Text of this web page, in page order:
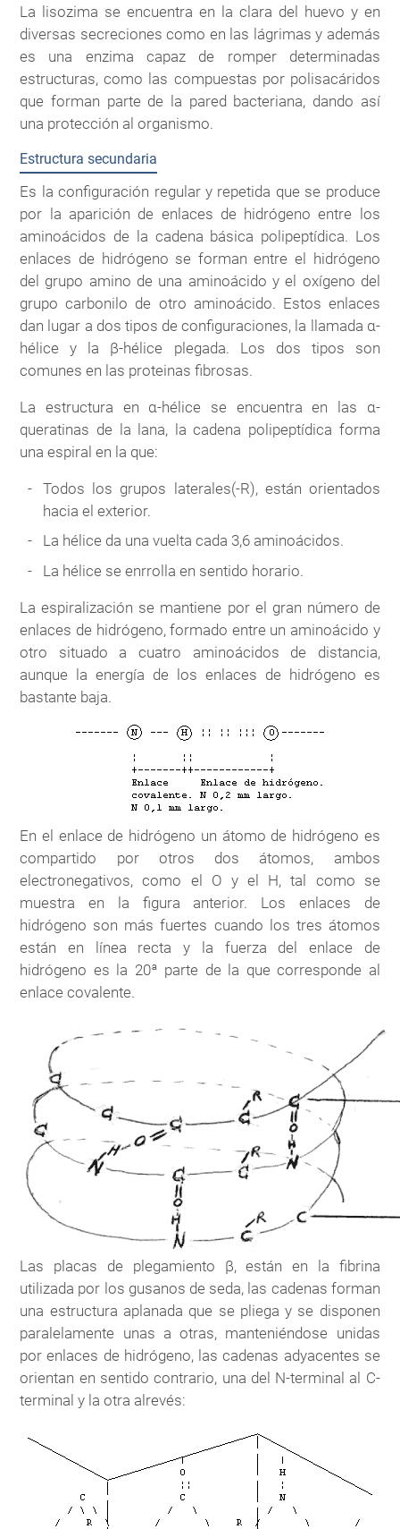
La lisozima se encuentra en la clara del huevo y en
diversas secreciones como en las lágrimas y además
es una enzima capaz de romper determinadas
estructuras, como las compuestas por polisacáridos
que forman parte de la pared bacteriana, dando así
una protección al organismo.
Estructura secundaria
Es la configuración regular y repetida que se produce
por la aparición de enlaces de hidrógeno entre los
aminoácidos de la cadena básica polipeptídica. Los
enlaces de hidrógeno se forman entre el hidrógeno
del grupo amino de una aminoácido y el oxígeno del
grupo carbonilo de otro aminoácido. Estos enlaces
dan lugar a dos tipos de configuraciones, la llamada α-
hélice y la β-hélice plegada. Los dos tipos son
comunes en las proteinas fibrosas.
La estructura en α-hélice se encuentra en las α-
queratinas de la lana, la cadena polipeptídica forma
una espiral en la que:
Todos los grupos laterales(-R), están orientados
hacia el exterior.
La hélice da una vuelta cada 3,6 aminoácidos.
La hélice se enrrolla en sentido horario.
La espiralización se mantiene por el gran número de
enlaces de hidrógeno, formado entre un aminoácido y
otro situado a cuatro aminoácidos de distancia,
aunque la energía de los enlaces de hidrógeno es
bastante baja.
En el enlace de hidrógeno un átomo de hidrógeno es
compartido por otros dos átomos, ambos
electronegativos, como el O y el H, tal como se
muestra en la figura anterior. Los enlaces de
hidrógeno son más fuertes cuando los tres átomos
están en línea recta y la fuerza del enlace de
hidrógeno es la 20ª parte de la que corresponde al
enlace covalente.
Las placas de plegamiento β, están en la fibrina
utilizada por los gusanos de seda, las cadenas forman
una estructura aplanada que se pliega y se disponen
paralelamente unas a otras, manteniéndose unidas
por enlaces de hidrógeno, las cadenas adyacentes se
orientan en sentido contrario, una del N-terminal al C-
terminal y la otra alrevés: